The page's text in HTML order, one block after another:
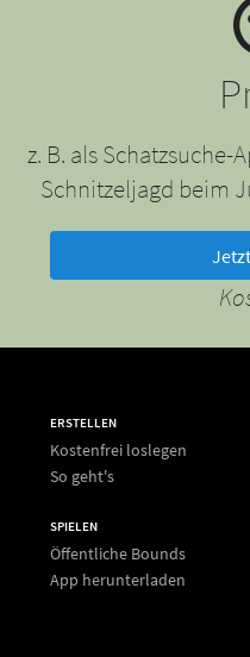
z. B. als Schatzsuche-
Schnitzeljagd beim
ERSTELLEN
Kostenfrei loslegen
So geht's
SPIELEN
Öffentliche Bounds
App herunterladen